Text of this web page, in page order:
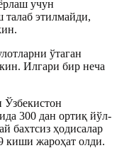
учун
этилмайди,
ўтаган
Илгари бир неча
Ўзбекистон
300 дан ортиқ йўл-
бахтсиз ҳодисалар
киши жароҳат олди.